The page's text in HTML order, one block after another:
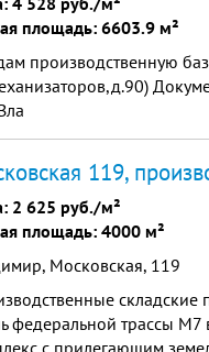
площадь: 6603.9 м²
производственную
119,
2 625 руб./м²
площадь: 4000 м²
Московская, 119
федеральной трассы М7
с прилегающим